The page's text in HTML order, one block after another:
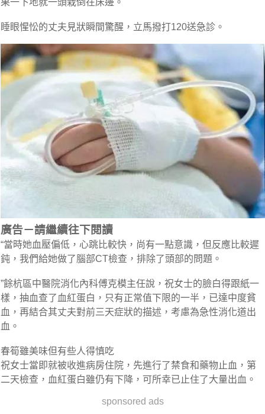
睡眼惺忪的丈夫見狀瞬間驚醒，立馬撥打120送急診。
廣告－請繼續往下閱讀
“當時她血壓偏低，心跳比較快，尚有一點意識，但反應比較遲
鈍，我們給她做了腦部CT檢查，排除了頭部的問題。
”餘杭區中醫院消化內科傅克模主任說，祝女士的臉白得跟紙一
樣，抽血查了血紅蛋白，只有正常值下限的一半，已達中度貧
血，再結合其丈夫對前三天症狀的描述，考慮為急性消化道出
血。
春筍雖美味但有些人得慎吃
祝女士當即就被收進病房住院，先進行了禁食和藥物止血，第
二天檢查，血紅蛋白雖仍有下降，可所幸已止住了大量出血。
sponsored ads